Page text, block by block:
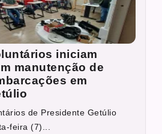
iniciam
manutenção de
em
de Presidente Getúlio
feira (7)...